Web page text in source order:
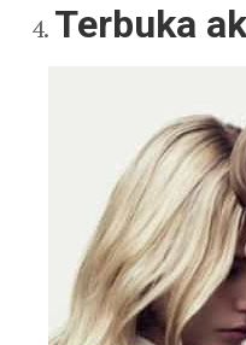
Terbuka